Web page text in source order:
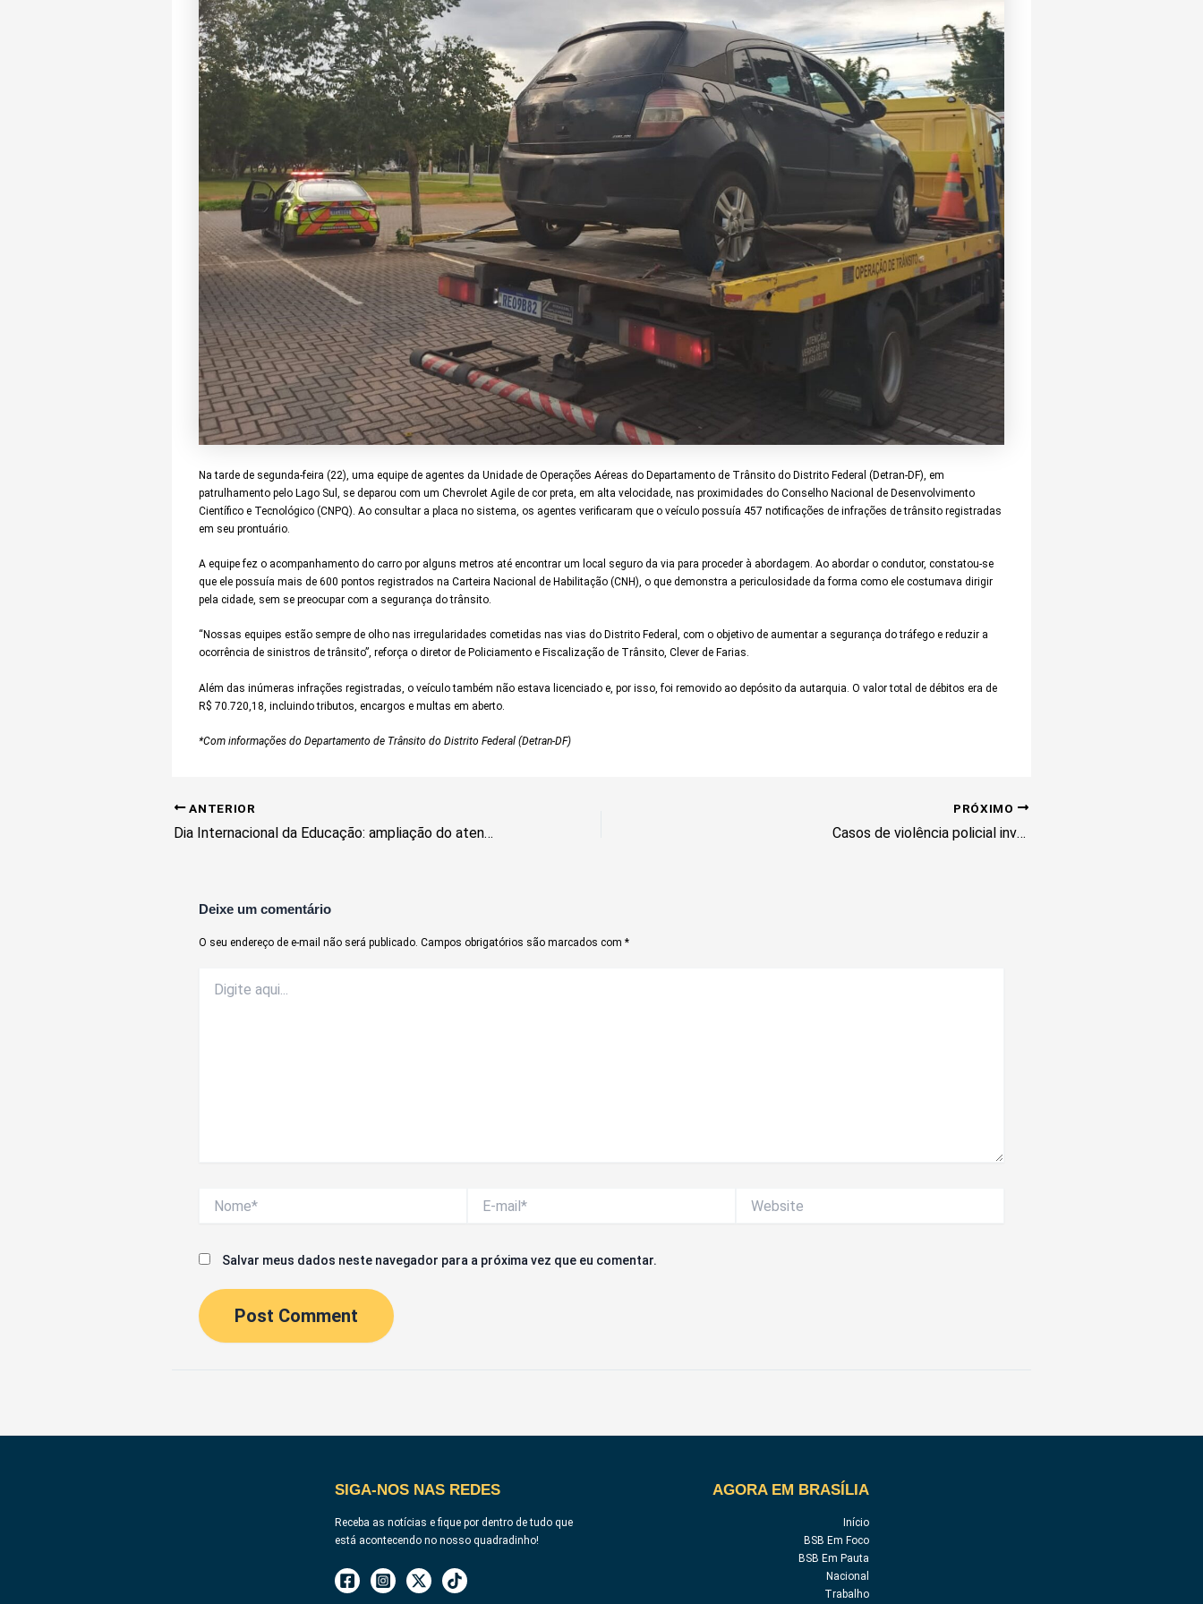
Na tarde de segunda-feira (22), uma equipe de agentes da Unidade de Operações Aéreas do Departamento de Trânsito do Distrito Federal (Detran-DF), em
patrulhamento pelo Lago Sul, se deparou com um Chevrolet Agile de cor preta, em alta velocidade, nas proximidades do Conselho Nacional de Desenvolvimento
Científico e Tecnológico (CNPQ). Ao consultar a placa no sistema, os agentes verificaram que o veículo possuía 457 notificações de infrações de trânsito registradas
em seu prontuário.
A equipe fez o acompanhamento do carro por alguns metros até encontrar um local seguro da via para proceder à abordagem. Ao abordar o condutor, constatou-se
que ele possuía mais de 600 pontos registrados na Carteira Nacional de Habilitação (CNH), o que demonstra a periculosidade da forma como ele costumava dirigir
pela cidade, sem se preocupar com a segurança do trânsito.
“Nossas equipes estão sempre de olho nas irregularidades cometidas nas vias do Distrito Federal, com o objetivo de aumentar a segurança do tráfego e reduzir a
ocorrência de sinistros de trânsito”, reforça o diretor de Policiamento e Fiscalização de Trânsito, Clever de Farias.
Além das inúmeras infrações registradas, o veículo também não estava licenciado e, por isso, foi removido ao depósito da autarquia. O valor total de débitos era de
R$ 70.720,18, incluindo tributos, encargos e multas em aberto.
*Com informações do Departamento de Trânsito do Distrito Federal (Detran-DF)
ANTERIOR
Dia Internacional da Educação: ampliação do atendimento é prioridade do GDF
PRÓXIMO
Casos de violência policial investigados pela corregedoria da PMDF aumentam 14% em 2023
Deixe um comentário
O seu endereço de e-mail não será publicado. Campos obrigatórios são marcados com *
aqui...
mail*
Salvar meus dados neste navegador para a próxima vez que eu comentar.
SIGA-NOS NAS REDES
Receba as notícias e fique por dentro de tudo que
está acontecendo no nosso quadradinho!
AGORA EM BRASÍLIA
Início
BSB Em Foco
BSB Em Pauta
Nacional
Trabalho